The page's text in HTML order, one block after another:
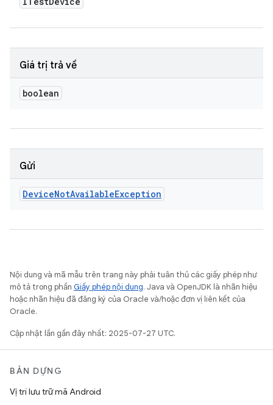
Giá trị trả về
boolean
Gửi
DeviceNotAvailableException
Nội dung và mã mẫu trên trang này phải tuân thủ các giấy phép như
mô tả trong phần Giấy phép nội dung. Java và OpenJDK là nhãn hiệu
hoặc nhãn hiệu đã đăng ký của Oracle và/hoặc đơn vị liên kết của
Oracle.
Cập nhật lần gần đây nhất: 2025-07-27 UTC.
BẢN DỰNG
Vị trí lưu trữ mã Android